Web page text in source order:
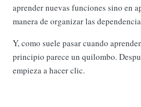
aprender nuevas funciones sino en
manera de organizar las
Y, como suele pasar cuando
principio parece un quilombo.
empieza a hacer clic.